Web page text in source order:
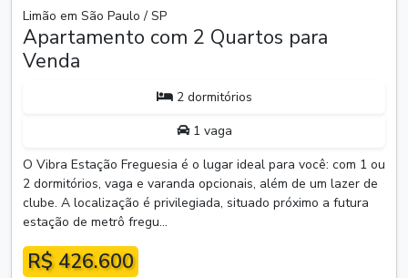
Limão em São Paulo / SP
Apartamento com 2 Quartos para
Venda
2 dormitórios
1 vaga
O Vibra Estação Freguesia é o lugar ideal para você: com 1 ou
2 dormitórios, vaga e varanda opcionais, além de um lazer de
clube. A localização é privilegiada, situado próximo a futura
estação de metrô fregu...
R$ 426.600